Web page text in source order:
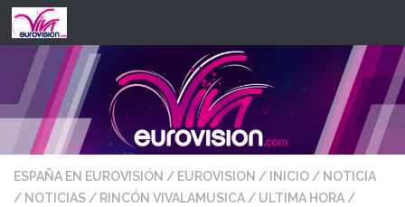
Saltar al contenido
ESPAÑA EN EUROVISIÓN / EUROVISION / INICIO/ NOTICIA
/ NOTICIAS/ RINCÓN VIVALAMUSICA/ ULTIMA HORA/